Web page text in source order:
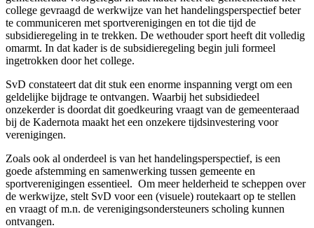
college gevraagd de werkwijze van het handelingsperspectief beter
te communiceren met sportverenigingen en tot die tijd de
subsidieregeling in te trekken. De wethouder sport heeft dit volledig
omarmt. In dat kader is de subsidieregeling begin juli formeel
ingetrokken door het college.
SvD constateert dat dit stuk een enorme inspanning vergt om een
geldelijke bijdrage te ontvangen. Waarbij het subsidiedeel
onzekerder is doordat dit goedkeuring vraagt van de gemeenteraad
bij de Kadernota maakt het een onzekere tijdsinvestering voor
verenigingen.
Zoals ook al onderdeel is van het handelingsperspectief, is een
goede afstemming en samenwerking tussen gemeente en
sportverenigingen essentieel. Om meer helderheid te scheppen over
de werkwijze, stelt SvD voor een (visuele) routekaart op te stellen
en vraagt of m.n. de verenigingsondersteuners scholing kunnen
ontvangen.